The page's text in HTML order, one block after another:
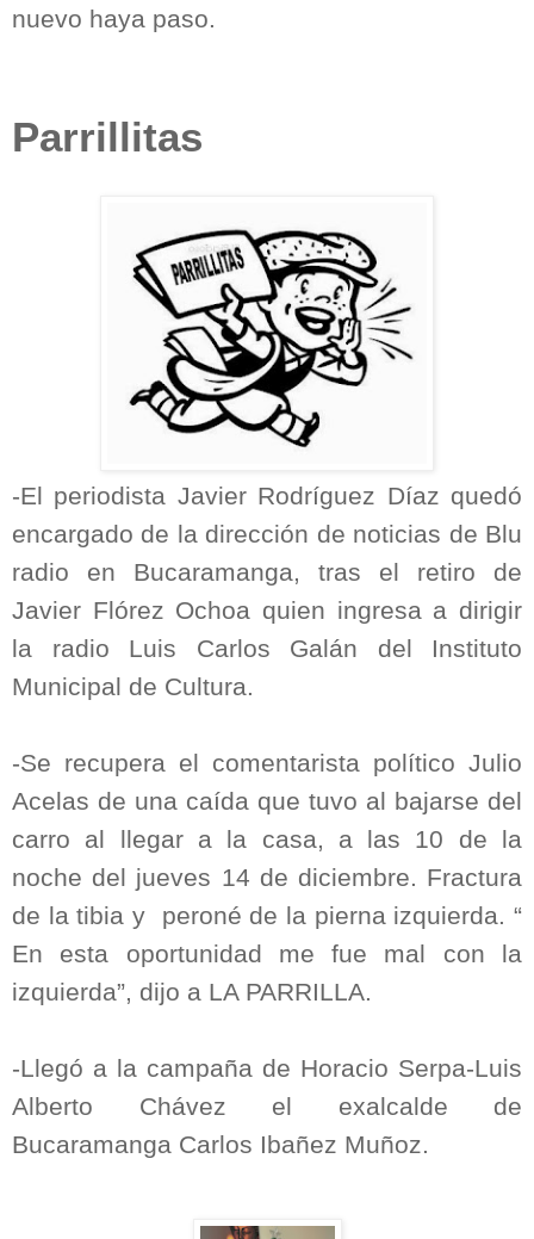
nuevo haya paso.
Parrillitas
-El periodista Javier Rodríguez Díaz quedó
encargado de la dirección de noticias de Blu
radio en Bucaramanga, tras el retiro de
Javier Flórez Ochoa quien ingresa a dirigir
la radio Luis Carlos Galán del Instituto
Municipal de Cultura.
-Se recupera el comentarista político Julio
Acelas de una caída que tuvo al bajarse del
carro al llegar a la casa, a las 10 de la
noche del jueves 14 de diciembre. Fractura
de la tibia y peroné de la pierna izquierda. “
En esta oportunidad me fue mal con la
izquierda”, dijo a LA PARRILLA.
-Llegó a la campaña de Horacio Serpa-Luis
Alberto Chávez el exalcalde de
Bucaramanga Carlos Ibañez Muñoz.